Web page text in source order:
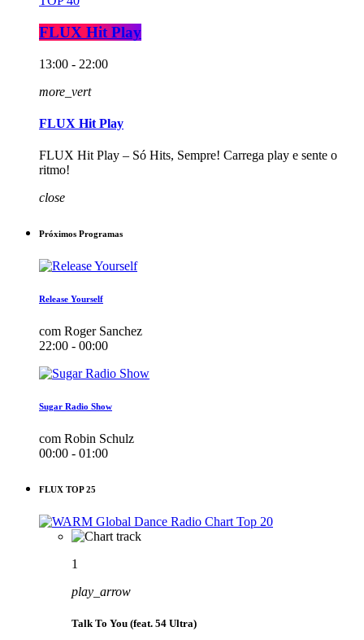
FLUX Hit Play
13:00 - 22:00
more_vert
FLUX Hit Play
FLUX Hit Play – Só Hits, Sempre! Carrega play e sente o
ritmo!
close
Próximos Programas
Release Yourself
com Roger Sanchez
22:00 - 00:00
Sugar Radio Show
com Robin Schulz
00:00 - 01:00
FLUX TOP 25
1
play_arrow
Talk To You (feat. 54 Ultra)